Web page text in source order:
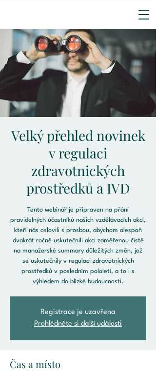
Velký přehled novinek
v regulaci
zdravotnických
prostředků a IVD
Tento webinář je připraven na přání
pravidelných účastníků našich vzdělávacích akcí,
kteří nás oslovili s prosbou, abychom alespoň
dvakrát ročně uskutečnili akci zaměřenou čistě
na manažerské summary důležitých změn, jež
se uskutečnily v regulaci zdravotnických
prostředků v posledním pololetí, a to i s
výhledem do blízké budoucnosti.
Registrace je uzavřena
Prohlédněte si další události
Čas a místo